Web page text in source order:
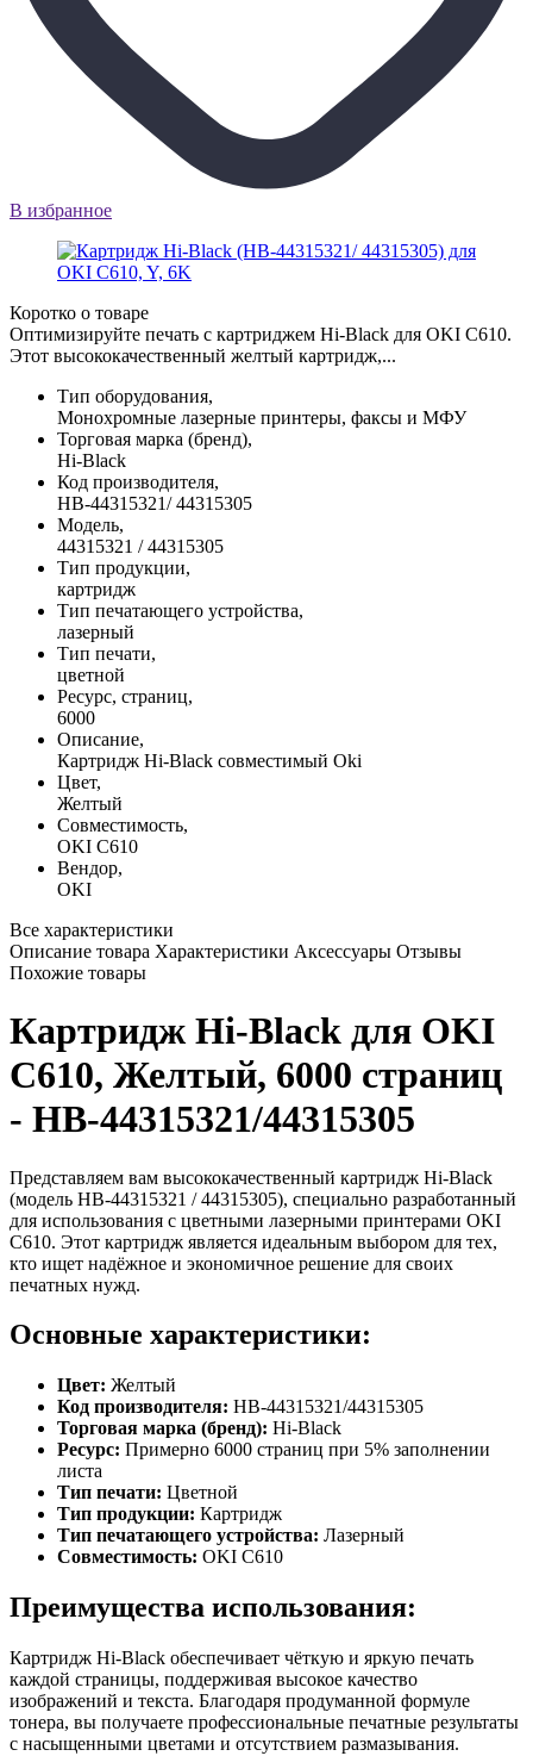
В избранное
Коротко о товаре
Оптимизируйте печать с картриджем Hi-Black для OKI C610.
Этот высококачественный желтый картридж,...
Тип оборудования,
Монохромные лазерные принтеры, факсы и МФУ
Торговая марка (бренд),
Hi-Black
Код производителя,
HB-44315321/ 44315305
Модель,
44315321 / 44315305
Тип продукции,
картридж
Тип печатающего устройства,
лазерный
Тип печати,
цветной
Ресурс, страниц,
6000
Описание,
Картридж Hi-Black совместимый Oki
Цвет,
Желтый
Совместимость,
OKI C610
Вендор,
OKI
Все характеристики
Описание товара Характеристики Аксессуары Отзывы
Похожие товары
Картридж Hi-Black для OKI
C610, Желтый, 6000 страниц
- HB-44315321/44315305
Представляем вам высококачественный картридж Hi-Black
(модель HB-44315321 / 44315305), специально разработанный
для использования с цветными лазерными принтерами OKI
C610. Этот картридж является идеальным выбором для тех,
кто ищет надёжное и экономичное решение для своих
печатных нужд.
Основные характеристики:
Цвет: Желтый
Код производителя: HB-44315321/44315305
Торговая марка (бренд): Hi-Black
Ресурс: Примерно 6000 страниц при 5% заполнении
листа
Тип печати: Цветной
Тип продукции: Картридж
Тип печатающего устройства: Лазерный
Совместимость: OKI C610
Преимущества использования:
Картридж Hi-Black обеспечивает чёткую и яркую печать
каждой страницы, поддерживая высокое качество
изображений и текста. Благодаря продуманной формуле
тонера, вы получаете профессиональные печатные результаты
с насыщенными цветами и отсутствием размазывания.